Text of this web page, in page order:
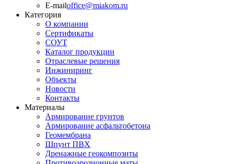
E-mailoffice@miakom.ru
Категория
О компании
Сертификаты
СОУТ
Каталог продукции
Отраслевые решения
Инжиниринг
Объекты
Новости
Контакты
Материалы
Армирование грунтов
Армирование асфальтобетона
Геомембрана
Шпунт ПВХ
Дренажные геокомпозиты